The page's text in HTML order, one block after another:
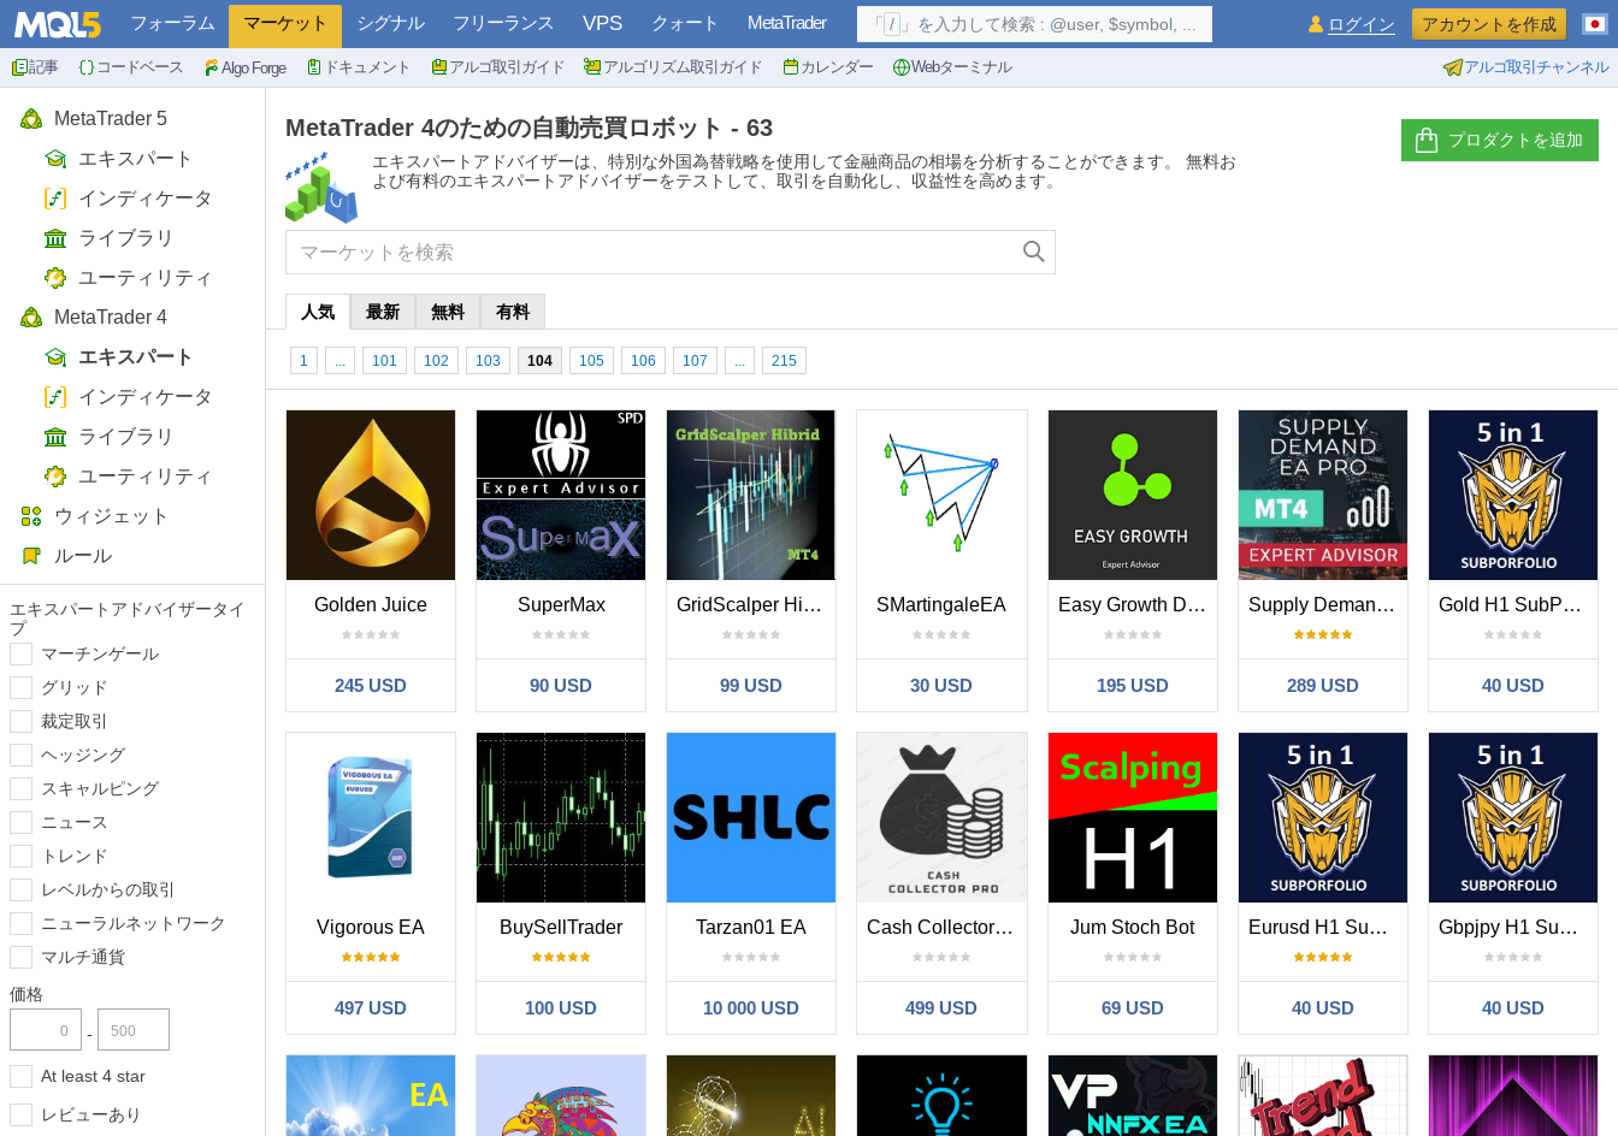
フォーラム マーケット シグナル フリーランス VPS クォート MetaTrader
記事 コードベース Algo Forge ドキュメント アルゴ取引ガイド アルゴリズム取引ガイド カレンダー Webターミナル アルゴ取引チャンネル
「 / 」を入力して検索 : @user, $symbol, ... ログイン アカウントを作成
MetaTrader 5
エキスパート
インディケータ
ライブラリ
ユーティリティ
MetaTrader 4
エキスパート
インディケータ
ライブラリ
ユーティリティ
ウィジェット
ルール
エキスパートアドバイザータイ
プ
マーチンゲール
グリッド
裁定取引
ヘッジング
スキャルピング
ニュース
トレンド
レベルからの取引
ニューラルネットワーク
マルチ通貨
価格
-
At least 4 star
レビューあり
MetaTrader 4のための自動売買ロボット - 63
エキスパートアドバイザーは、特別な外国為替戦略を使用して金融商品の相場を分析することができます。 無料お
よび有料のエキスパートアドバイザーをテストして、取引を自動化し、収益性を高めます。
プロダクトを追加
人気 最新 無料 有料
1 ... 101 102 103 104 105 106 107 ... 215
Golden Juice
245 USD
SuperMax
90 USD
GridScalper Hibrid
99 USD
SMartingaleEA
30 USD
Easy Growth Day Trading EA
195 USD
Supply Demand EA Pro
289 USD
Gold H1 SubPorfolio
40 USD
Vigorous EA
497 USD
BuySellTrader
100 USD
Tarzan01 EA
10 000 USD
Cash Collector Pro
499 USD
Jum Stoch Bot
69 USD
Eurusd H1 Subportfolio
40 USD
Gbpjpy H1 Subportfolio
40 USD